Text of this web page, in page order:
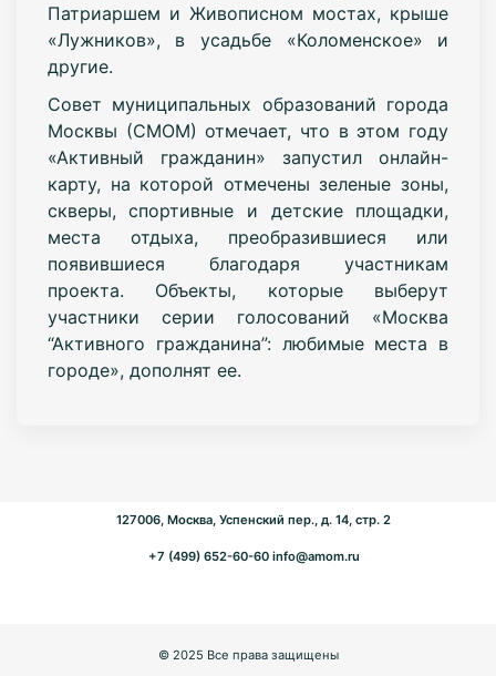
Патриаршем и Живописном мостах, крыше
«Лужников», в усадьбе «Коломенское» и
другие.
Совет муниципальных образований города
Москвы (СМОМ) отмечает, что в этом году
«Активный гражданин» запустил онлайн-
карту, на которой отмечены зеленые зоны,
скверы, спортивные и детские площадки,
места отдыха, преобразившиеся или
появившиеся благодаря участникам
проекта. Объекты, которые выберут
участники серии голосований «Москва
“Активного гражданина”: любимые места в
городе», дополнят ее.
127006, Москва, Успенский пер., д. 14, стр. 2
+7 (499) 652-60-60 info@amom.ru
© 2025 Все права защищены